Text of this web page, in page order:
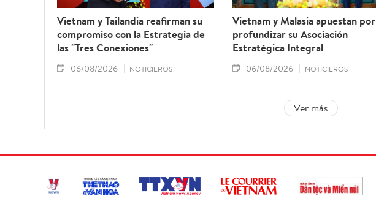
Vietnam y Tailandia reafirman su
compromiso con la Estrategia de
las "Tres Conexiones"
06/08/2026 NOTICIEROS
Vietnam y Malasia apuestan por
profundizar su Asociación
Estratégica Integral
06/08/2026 NOTICIEROS
Ver más